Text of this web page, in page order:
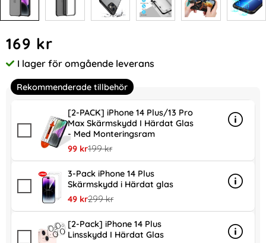
pris
169 kr
Tillgänglighet:
I lager för omgående leverans
Rekommenderade tillbehör
[2-PACK] iPhone 14 Plus/13 Pro
Max Skärmskydd I Härdat Glas
- Med Monteringsram
rea pris
99 krtidigare pris
199 kr
Info
mer
3-Pack iPhone 14 Plus
Skärmskydd i Härdat glas
rea pris
49 krtidigare pris
299 kr
Info
mer
[2-Pack] iPhone 14 Plus
Linsskydd I Härdat Glas
Info
mer